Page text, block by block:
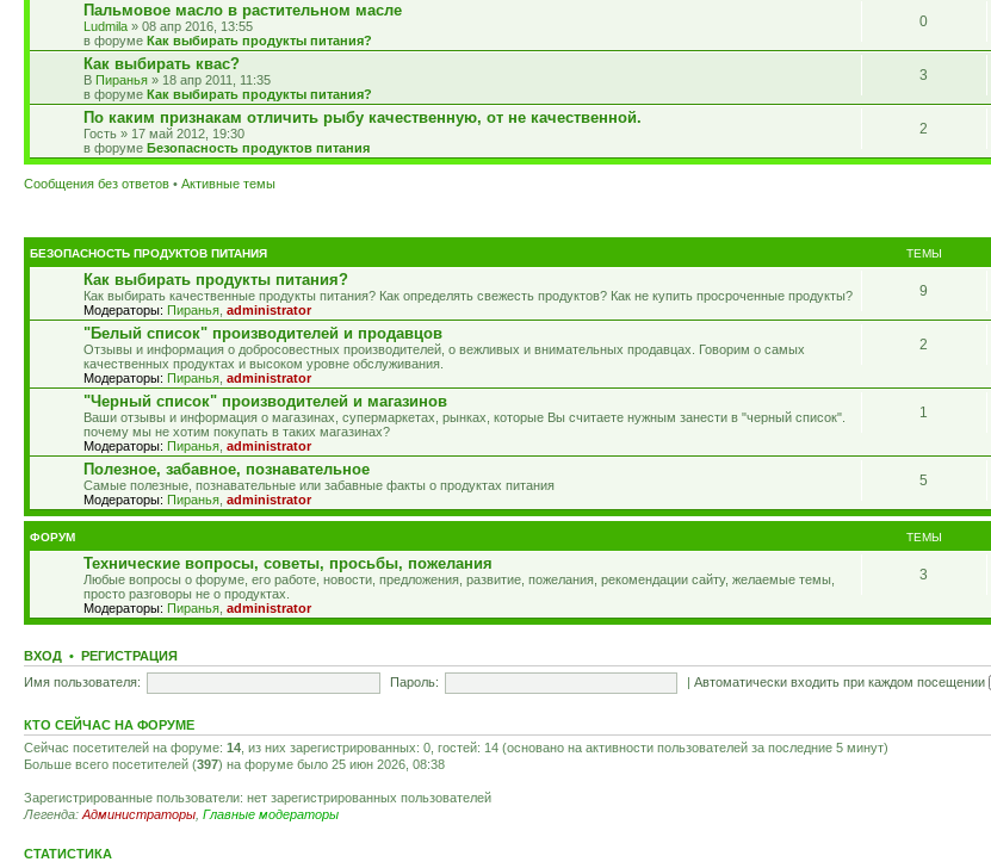
Пальмовое масло в растительном масле
Ludmila » 08 апр 2016, 13:55
в форуме Как выбирать продукты питания?
0
Как выбирать квас?
Пиранья » 18 апр 2011, 11:35
в форуме Как выбирать продукты питания?
3
По каким признакам отличить рыбу качественную, от не качественной.
Гость » 17 май 2012, 19:30
в форуме Безопасность продуктов питания
2
Сообщения без ответов • Активные темы
БЕЗОПАСНОСТЬ ПРОДУКТОВ ПИТАНИЯ ТЕМЫ
Как выбирать продукты питания?
Как выбирать качественные продукты питания? Как определять свежесть продуктов? Как не купить просроченные продукты?
Модераторы: Пиранья administrator
9
"Белый список" производителей и продавцов
Отзывы и информация о добросовестных производителей, о вежливых и внимательных продавцах. Говорим о самых
качественных продуктах и высоком уровне обслуживания.
Модераторы: Пиранья administrator
2
"Черный список" производителей и магазинов
Ваши отзывы и информация о магазинах, супермаркетах, рынках, которые Вы считаете нужным занести в "черный список".
почему мы не хотим покупать в таких магазинах?
Модераторы: Пиранья administrator
1
Полезное, забавное, познавательное
Самые полезные, познавательные или забавные факты о продуктах питания
Модераторы: Пиранья administrator
5
ФОРУМ ТЕМЫ
Технические вопросы, советы, просьбы, пожелания
Любые вопросы о форуме, его работе, новости, предложения, развитие, пожелания, рекомендации сайту, желаемые темы,
просто разговоры не о продуктах.
Модераторы: Пиранья administrator
3
ВХОД • РЕГИСТРАЦИЯ
Имя пользователя:
Пароль: |Автоматически входить при каждом посещении
КТО СЕЙЧАС НА ФОРУМЕ
Сейчас посетителей на форуме: 14 , из них зарегистрированных: 0, гостей: 14 (основано на активности пользователей за последние 5 минут)
Больше всего посетителей (397) на форуме было 25 июн 2026, 08:38
Зарегистрированные пользователи: нет зарегистрированных пользователей
Легенда: Администраторы Главные модераторы
СТАТИСТИКА